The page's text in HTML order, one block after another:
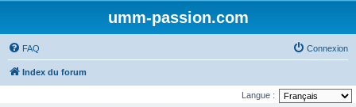
umm-passion.com
FAQ Connexion
Index du forum
Langue :